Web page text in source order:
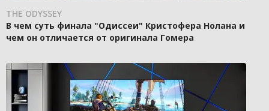
THE ODYSSEY
В чем суть финала "Одиссеи" Кристофера Нолана и
чем он отличается от оригинала Гомера